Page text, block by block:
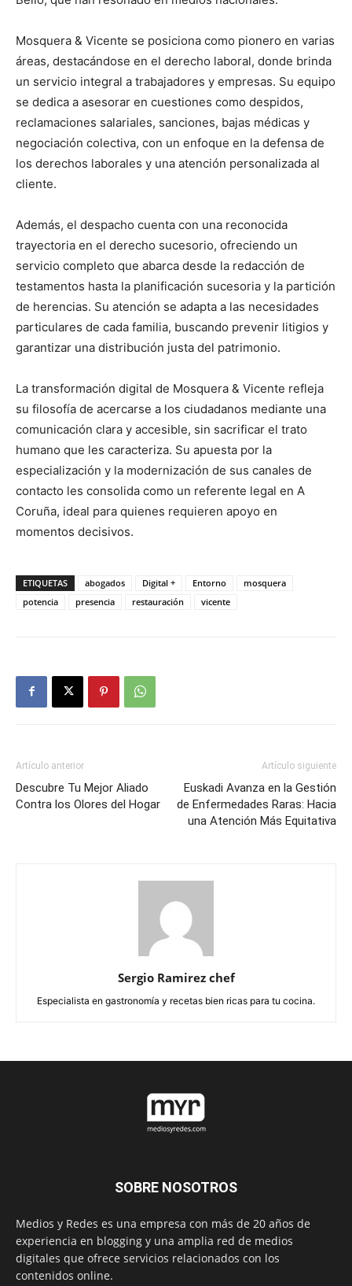
Mosquera & Vicente se posiciona como pionero en varias
áreas, destacándose en el derecho laboral, donde brinda
un servicio integral a trabajadores y empresas. Su equipo
se dedica a asesorar en cuestiones como despidos,
reclamaciones salariales, sanciones, bajas médicas y
negociación colectiva, con un enfoque en la defensa de
los derechos laborales y una atención personalizada al
cliente.
Además, el despacho cuenta con una reconocida
trayectoria en el derecho sucesorio, ofreciendo un
servicio completo que abarca desde la redacción de
testamentos hasta la planificación sucesoria y la partición
de herencias. Su atención se adapta a las necesidades
particulares de cada familia, buscando prevenir litigios y
garantizar una distribución justa del patrimonio.
La transformación digital de Mosquera & Vicente refleja
su filosofía de acercarse a los ciudadanos mediante una
comunicación clara y accesible, sin sacrificar el trato
humano que les caracteriza. Su apuesta por la
especialización y la modernización de sus canales de
contacto les consolida como un referente legal en A
Coruña, ideal para quienes requieren apoyo en
momentos decisivos.
ETIQUETAS abogados Digital + Entorno
mosquera
potencia
presencia restauración vicente
Artículo anterior
Descubre Tu Mejor Aliado
Contra los Olores del Hogar
Artículo siguiente
Euskadi Avanza en la Gestión
de Enfermedades Raras: Hacia
una Atención Más Equitativa
Sergio Ramirez chef
Especialista en gastronomía y recetas bien ricas para tu cocina.
SOBRE NOSOTROS
Medios y Redes es una empresa con más de 20 años de
experiencia en blogging y una amplia red de medios
digitales que ofrece servicios relacionados con los
contenidos online.